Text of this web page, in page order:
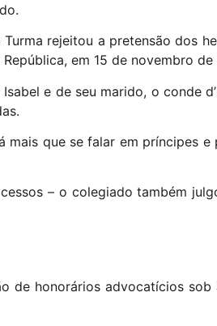
Turma rejeitou a pretensão dos
em 15 de novembro de
e de seu marido, o conde
que se falar em príncipes e
– o colegiado também
de honorários advocatícios sob